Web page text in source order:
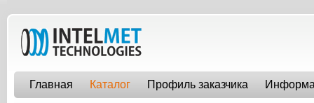
Главная Каталог Профиль заказчика